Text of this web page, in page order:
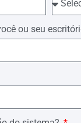
ou seu